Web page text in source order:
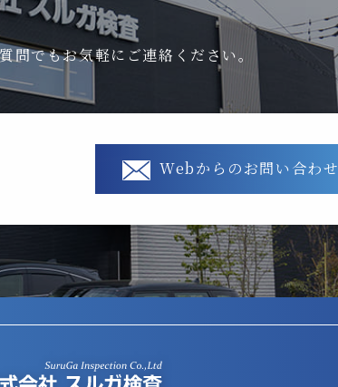
問でもお気軽にご連絡ください。
Webからのお問い合わせ